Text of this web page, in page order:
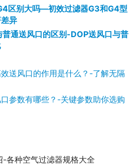
区别大吗—初效过滤器G3和G4型
异
普通送风口的区别-DOP送风口与普
送风口的作用是什么？-了解无隔
参数有哪些？-关键参数助你选购
-各种空气过滤器规格大全